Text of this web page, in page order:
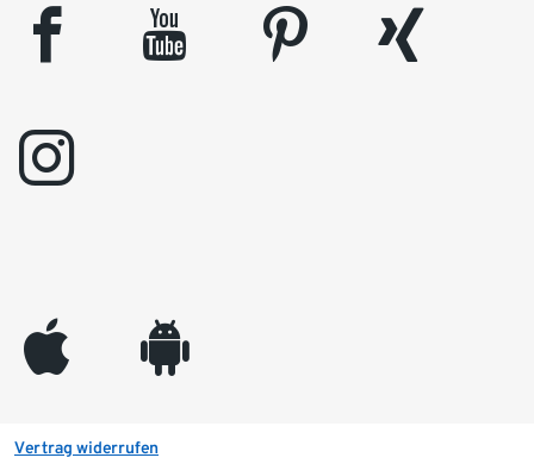
facebook youtube pinterest
xing
instagram
appleinc android
Vertrag widerrufen